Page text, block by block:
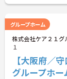
グループホーム
株式会社ケア２１グ
１
【大阪府／
グループホー